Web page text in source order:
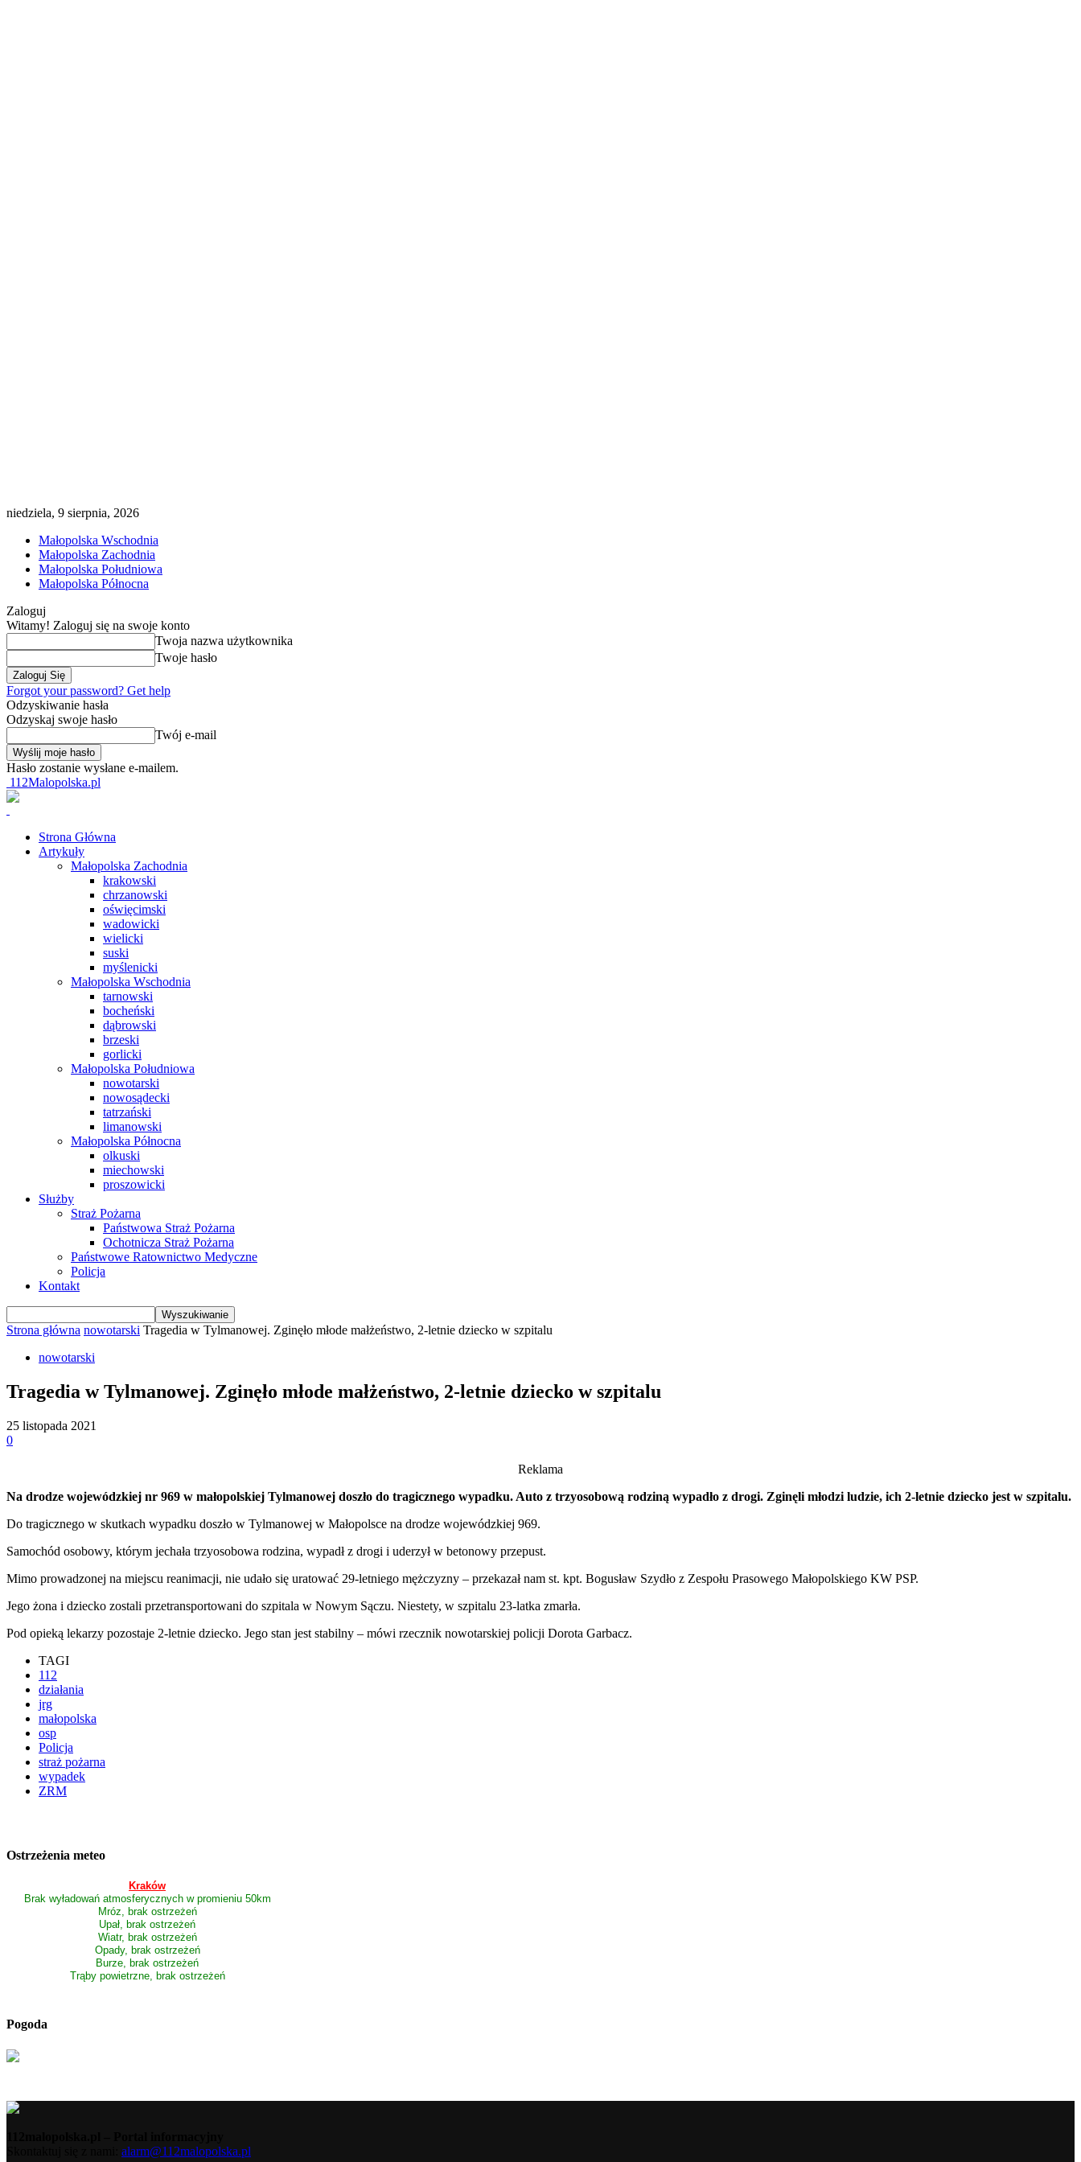
niedziela, 9 sierpnia, 2026
Małopolska Wschodnia
Małopolska Zachodnia
Małopolska Południowa
Małopolska Północna
Zaloguj
Witamy! Zaloguj się na swoje konto
Twoja nazwa użytkownika
Twoje hasło
Forgot your password? Get help
Odzyskiwanie hasła
Odzyskaj swoje hasło
Twój e-mail
Hasło zostanie wysłane e-mailem.
112Malopolska.pl
Strona Główna
Artykuły
Małopolska Zachodnia
krakowski
chrzanowski
oświęcimski
wadowicki
wielicki
suski
myślenicki
Małopolska Wschodnia
tarnowski
bocheński
dąbrowski
brzeski
gorlicki
Małopolska Południowa
nowotarski
nowosądecki
tatrzański
limanowski
Małopolska Północna
olkuski
miechowski
proszowicki
Służby
Straż Pożarna
Państwowa Straż Pożarna
Ochotnicza Straż Pożarna
Państwowe Ratownictwo Medyczne
Policja
Kontakt
Strona główna nowotarski Tragedia w Tylmanowej. Zginęło młode małżeństwo, 2-letnie dziecko w szpitalu
nowotarski
Tragedia w Tylmanowej. Zginęło młode małżeństwo, 2-letnie dziecko w szpitalu
25 listopada 2021
0
Reklama
Na drodze wojewódzkiej nr 969 w małopolskiej Tylmanowej doszło do tragicznego wypadku. Auto z trzyosobową rodziną wypadło z drogi. Zginęli młodzi ludzie, ich 2-letnie dziecko jest w szpitalu.
Do tragicznego w skutkach wypadku doszło w Tylmanowej w Małopolsce na drodze wojewódzkiej 969.
Samochód osobowy, którym jechała trzyosobowa rodzina, wypadł z drogi i uderzył w betonowy przepust.
Mimo prowadzonej na miejscu reanimacji, nie udało się uratować 29-letniego mężczyzny – przekazał nam st. kpt. Bogusław Szydło z Zespołu Prasowego Małopolskiego KW PSP.
Jego żona i dziecko zostali przetransportowani do szpitala w Nowym Sączu. Niestety, w szpitalu 23-latka zmarła.
Pod opieką lekarzy pozostaje 2-letnie dziecko. Jego stan jest stabilny – mówi rzecznik nowotarskiej policji Dorota Garbacz.
TAGI
112
działania
jrg
małopolska
osp
Policja
straż pożarna
wypadek
ZRM
Ostrzeżenia meteo
Kraków
Brak wyładowań atmosferycznych w promieniu 50km
Mróz, brak ostrzeżeń
Upał, brak ostrzeżeń
Wiatr, brak ostrzeżeń
Opady, brak ostrzeżeń
Burze, brak ostrzeżeń
Trąby powietrzne, brak ostrzeżeń
Pogoda
alarm@112malopolska.pl